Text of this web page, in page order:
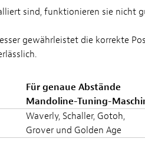
sind, funktionieren sie nicht
gewährleistet die korrekte
Für genaue Abstände
Mandoline-Tuning-
Waverly, Schaller, Gotoh,
Grover und Golden Age